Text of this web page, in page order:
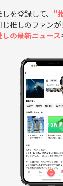
しを登録して、 "
じ推しのファンが
しの最新ニュース